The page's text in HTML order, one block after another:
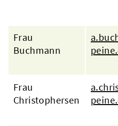
Frau
Buchmann
Frau
Christophersen